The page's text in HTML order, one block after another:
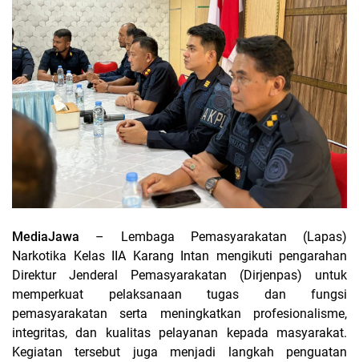
MediaJawa – Lembaga Pemasyarakatan (Lapas)
Narkotika Kelas IIA Karang Intan mengikuti pengarahan
Direktur Jenderal Pemasyarakatan (Dirjenpas) untuk
memperkuat pelaksanaan tugas dan fungsi
pemasyarakatan serta meningkatkan profesionalisme,
integritas, dan kualitas pelayanan kepada masyarakat.
Kegiatan tersebut juga menjadi langkah penguatan